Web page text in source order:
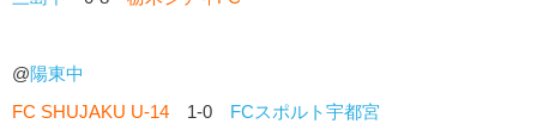
@陽東中
FC SHUJAKU U-14 1-0
FCスポルト宇都宮